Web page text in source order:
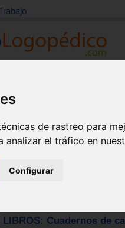
de rastreo para
analizar el tráfico en
Configurar
LIBROS: Cuadernos de